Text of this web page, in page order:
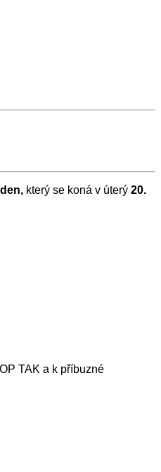
který se koná v úterý 20.
TAK a k příbuzné